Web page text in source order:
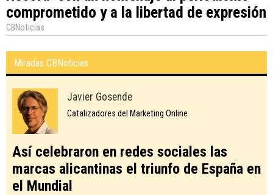
comprometido y a la libertad de expresión
CBNoticias
Miradas CBNoticias
Javier Gosende
Catalizadores del Marketing Online
Así celebraron en redes sociales las
marcas alicantinas el triunfo de España en
el Mundial